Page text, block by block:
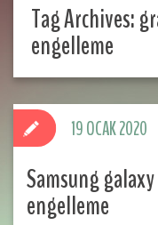
Tag Archives:
engelleme
Samsung
engelleme
19 OCAK 2020